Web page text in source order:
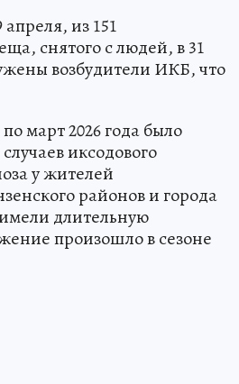
из 151
снятого с людей, в 31
возбудители ИКБ, что
март 2026 года было
иксодового
у жителей
районов и города
длительную
произошло в сезоне